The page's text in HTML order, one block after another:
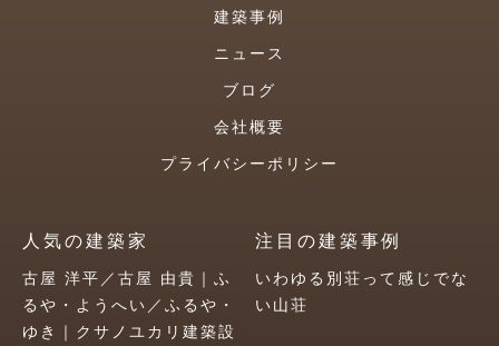
建築事例
ニュース
ブログ
会社概要
プライバシーポリシー
人気の建築家
古屋 洋平／古屋 由貴｜ふ
るや・ようへい／ふるや・
ゆき｜クサノユカリ建築設
注目の建築事例
いわゆる別荘って感じでな
い山荘